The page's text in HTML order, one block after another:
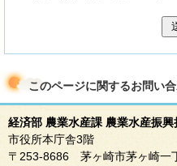
このページに関するお問い
経済部 農業水産課 農業水産振興
市役所本庁舎3階
〒253-8686 茅ヶ崎市茅ヶ崎一